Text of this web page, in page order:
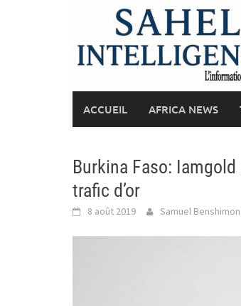
ACCUEIL AFRICA NEWS
Burkina Faso:
trafic d’or
8 août 2019 Samuel Benshimon